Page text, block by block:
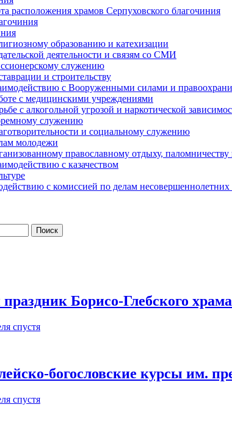
расположения храмов Серпуховского благочиния
образованию и катехизации
деятельности и связям со СМИ
служению
и строительству
с Вооруженными силами и
с медицинскими учреждениями
с алкогольной угрозой и наркотической
служению
и социальному служению
молодежи
православному отдыху, паломничеству
с казачеством
с комиссией по делам
Борисо-Глебского
спустя
богословские курсы им.
спустя